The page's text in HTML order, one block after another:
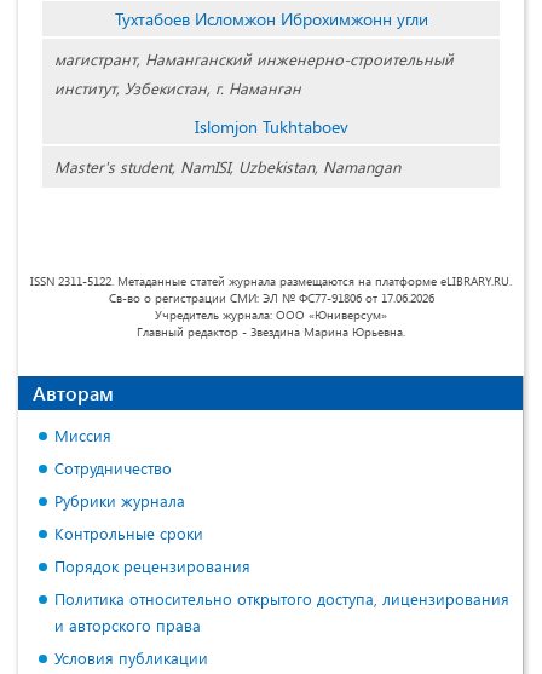
Тухтабоев Исломжон Иброхимжонн угли
магистрант, Наманганский инженерно-строительный
институт, Узбекистан, г. Наманган
Islomjon Tukhtaboev
Master's student, NamISI, Uzbekistan, Namangan
ISSN 2311-5122. Метаданные статей журнала размещаются на платформе eLIBRARY.RU.
Св-во о регистрации СМИ: ЭЛ № ФС77-91806 от 17.06.2026
Учредитель журнала: ООО «Юниверсум»
Главный редактор - Звездина Марина Юрьевна.
Авторам
Миссия
Сотрудничество
Рубрики журнала
Контрольные сроки
Порядок рецензирования
Политика относительно открытого доступа, лицензирования
и авторского права
Условия публикации